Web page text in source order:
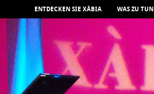
ENTDECKEN SIE XÀBIA WAS ZU TUN